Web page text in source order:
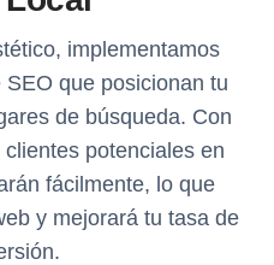
implementamos
que posicionan tu
de búsqueda. Con
potenciales en
fácilmente, lo que
y mejorará tu tasa de